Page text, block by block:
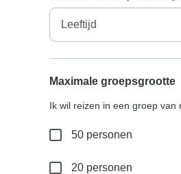
Maximale groepsgrootte
Ik wil reizen in een groep van
50 personen
20 personen